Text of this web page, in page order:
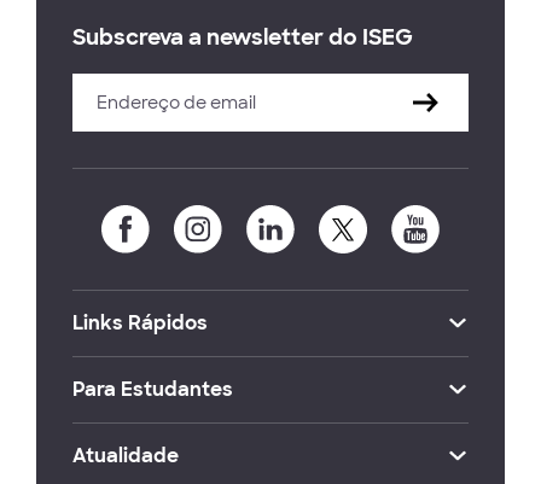
Subscreva a newsletter do ISEG
Links Rápidos
Para Estudantes
Atualidade